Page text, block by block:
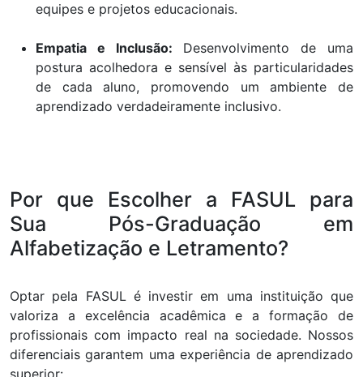
equipes e projetos educacionais.
Empatia e Inclusão: Desenvolvimento de uma
postura acolhedora e sensível às particularidades
de cada aluno, promovendo um ambiente de
aprendizado verdadeiramente inclusivo.
Por que Escolher a FASUL para
Sua Pós-Graduação em
Alfabetização e Letramento?
Optar pela FASUL é investir em uma instituição que
valoriza a excelência acadêmica e a formação de
profissionais com impacto real na sociedade. Nossos
diferenciais garantem uma experiência de aprendizado